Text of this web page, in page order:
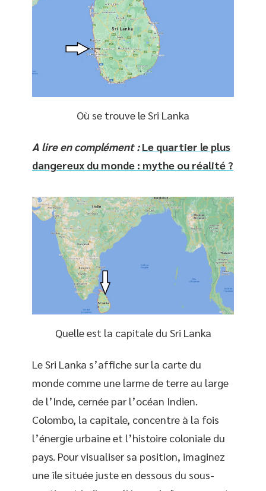
Où se trouve le Sri Lanka
A lire en complément : Le quartier le plus
dangereux du monde : mythe ou réalité ?
Quelle est la capitale du Sri Lanka
Le Sri Lanka s’affiche sur la carte du
monde comme une larme de terre au large
de l’Inde, cernée par l’océan Indien.
Colombo, la capitale, concentre à la fois
l’énergie urbaine et l’histoire coloniale du
pays. Pour visualiser sa position, imaginez
une île située juste en dessous du sous-